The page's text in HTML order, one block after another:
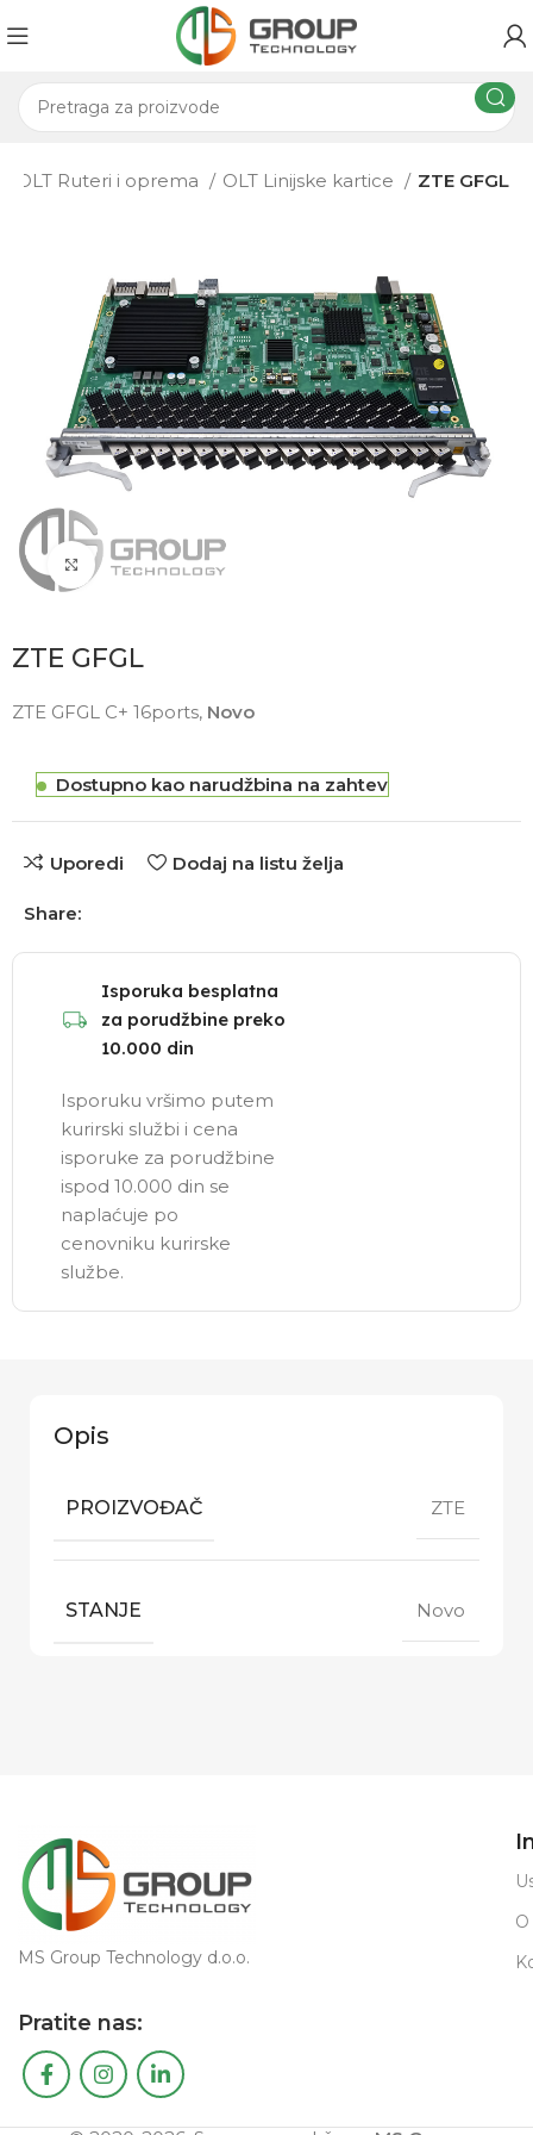
OLT Ruteri i oprema OLT Linijske kartice ZTE GFGL
Click to enlarge
ZTE GFGL
ZTE GFGL C+ 16ports, Novo
Dostupno kao narudžbina na zahtev
Uporedi Dodaj na listu želja
Share:
Isporuka besplatna
za porudžbine preko
10.000 din
Isporuku vršimo putem
kurirski službi i cena
isporuke za porudžbine
ispod 10.000 din se
naplaćuje po
cenovniku kurirske
službe.
Opis
PROIZVOĐAČ ZTE
STANJE Novo
MS Group Technology d.o.o.
Pratite nas: